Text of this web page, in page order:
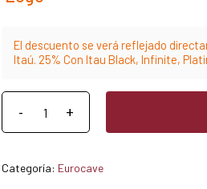
El descuento se verá reflejado
Itaú. 25% Con Itau Black, Infinite,
Categoría: Eurocave